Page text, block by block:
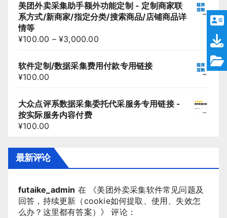
美团外卖采集助手额外功能定制 - 定制商家联
系方式/新商家/指定分类/搜索商品/店铺商品详
情等
¥100.00 –¥3,000.00
软件定制/数据采集费用付款专用链接
¥100.00
大众点评系数据采集委托代采服务专用链接 -
按实际服务内容付费
¥100.00
最新评论
futaike_admin 在 《美团外卖采集软件常见问题及
回答，持续更新（cookie如何提取、使用、失效怎
么办？这里都有答案） 》 评论：